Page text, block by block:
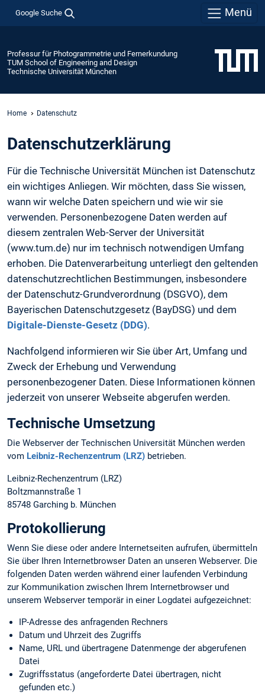
Google Suche Menü
Professur für Photogrammetrie und Fernerkundung
TUM School of Engineering and Design
Technische Universität München
Home Datenschutz
Daten­schutz­erklärung
Für die Technische Universität München ist Datenschutz
ein wichtiges Anliegen. Wir möchten, dass Sie wissen,
wann wir welche Daten speichern und wie wir sie
verwenden. Personenbezogene Daten werden auf
diesem zentralen Web-Server der Universität
(www.tum.de) nur im technisch notwendigen Umfang
erhoben. Die Datenverarbeitung unterliegt den geltenden
datenschutzrechtlichen Bestimmungen, insbesondere
der Datenschutz-Grundverordnung (DSGVO), dem
Bayerischen Datenschutzgesetz (BayDSG) und dem
Digitale-Dienste-Gesetz (DDG).
Nachfolgend informieren wir Sie über Art, Umfang und
Zweck der Erhebung und Verwendung
personenbezogener Daten. Diese Informationen können
jederzeit von unserer Webseite abgerufen werden.
Technische Umsetzung
Die Webserver der Technischen Universität München werden
vom Leibniz-Rechenzentrum (LRZ) betrieben.
Leibniz-Rechenzentrum (LRZ)
Boltzmannstraße 1
85748 Garching b. München
Protokollierung
Wenn Sie diese oder andere Internetseiten aufrufen, übermitteln
Sie über Ihren Internetbrowser Daten an unseren Webserver. Die
folgenden Daten werden während einer laufenden Verbindung
zur Kommunikation zwischen Ihrem Internetbrowser und
unserem Webserver temporär in einer Logdatei aufgezeichnet:
IP-Adresse des anfragenden Rechners
Datum und Uhrzeit des Zugriffs
Name, URL und übertragene Datenmenge der abgerufenen
Datei
Zugriffsstatus (angeforderte Datei übertragen, nicht
gefunden etc.)